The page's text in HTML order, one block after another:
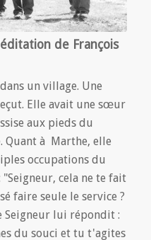
de François
un village. Une
Elle avait une sœur
aux pieds du
Quant à Marthe, elle
occupations du
cela ne te fait
faire seule le service ?
Seigneur lui répondit :
du souci et tu t'agites